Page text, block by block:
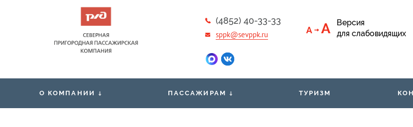
(4852) 40-33-33
sppk@sevppk.ru
Версия
для слабовидящих
О КОМПАНИИ ПАССАЖИРАМ ТУРИЗМ